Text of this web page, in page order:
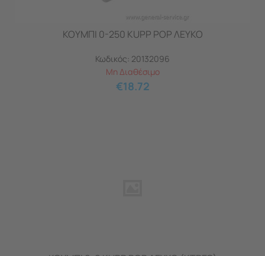
ΚΟΥΜΠΙ 0-250 KUPP POP ΛΕΥΚΟ
Κωδικός: 20132096
Μη Διαθέσιμο
€18.72